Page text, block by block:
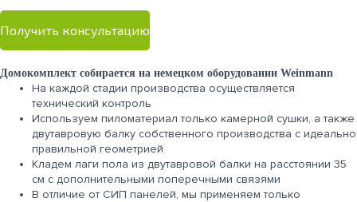
Получить консультацию
Домокомплект собирается на немецком оборудовании Weinmann
На каждой стадии производства осуществляется
технический контроль
Используем пиломатериал только камерной сушки, а также
двутавровую балку собственного производства с идеально
правильной геометрией
Кладем лаги пола из двутавровой балки на расстоянии 35
см с дополнительными поперечными связями
В отличие от СИП панелей, мы применяем только